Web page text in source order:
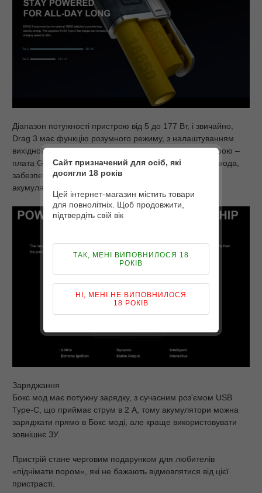
Діапазон потужності пристрою від 5 до 177 Вт, і звичайно,
Drag 3 має функцію розумного режиму, з налаштуванням
вихідної потужності та термоконтролем. Серце пристрою –
плата Gene. FAN 2.0 гарантує стабільну роботу Бокс мода,
забезпечуючи пристрій додатковою потужністю, якщо
акумулятори повністю розряджені.
Заряджання
Бокс мод має потужну зарядку, з сучасним роз'ємом USB
Type-C, що приймає струм в 2 А, тому акумулятори можна
заряджати прямо в Бокс моді, але краще використовувати
зовнішнє ЗУ.
Пристрій стане черговим подарунком для любителів
«піднімати пором», які не бажають відмовлятися від цієї
пристрасті.
Сайт призначений для осіб, які
досягли 18 років
Цей інтернет-магазин містить товари
для повнолітніх. Щоб продовжити,
підтвердіть свій вік
ТАК, МЕНІ ВИПОВНИЛОСЯ 18
РОКІВ
НІ, МЕНІ НЕ ВИПОВНИЛОСЯ
18 РОКІВ